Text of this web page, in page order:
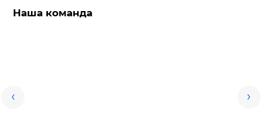
Наша команда
‹ ›